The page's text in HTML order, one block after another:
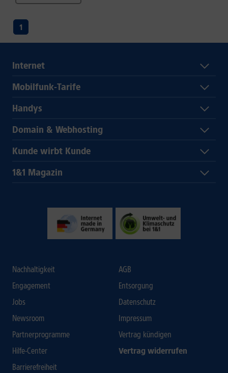
1
Internet
Mobilfunk-Tarife
Handys
Domain & Webhosting
Kunde wirbt Kunde
1&1 Magazin
Nachhaltigkeit
Engagement
Jobs
Newsroom
Partnerprogramme
Hilfe-Center
Barrierefreiheit
AGB
Entsorgung
Datenschutz
Impressum
Vertrag kündigen
Vertrag widerrufen